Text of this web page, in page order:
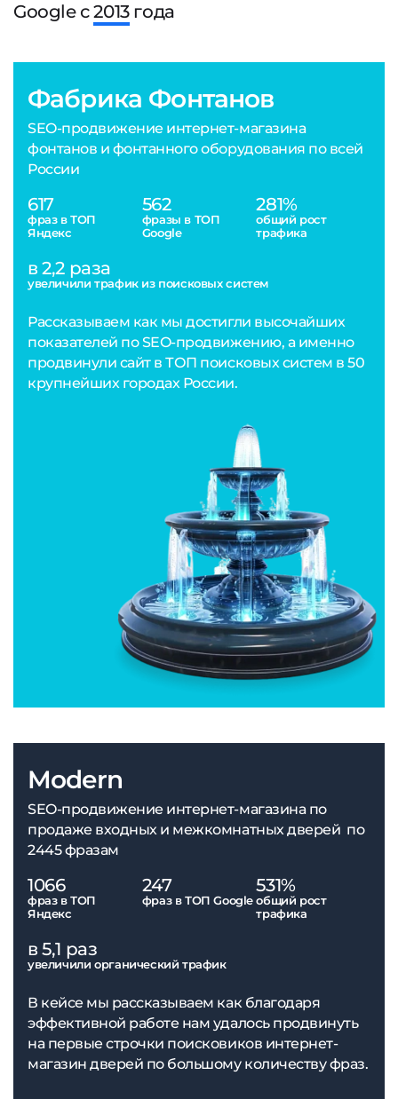
Google с2013года
Фабрика Фонтанов
SEO-продвижение интернет-магазина
фонтанов и фонтанного оборудования по всей
России
617
фраз в ТОП
Яндекс
562
фразы в ТОП
Google
281%
общий рост
трафика
в 2,2 раза
увеличили трафик из поисковых систем
Рассказываем как мы достигли высочайших
показателей по SEO-продвижению, а именно
продвинули сайт в ТОП поисковых систем в 50
крупнейших городах России.
Modern
SEO-продвижение интернет-магазина по
продаже входных и межкомнатных дверей по
2445 фразам
1066
фраз в ТОП
Яндекс
247
фраз в ТОП Google
531%
общий рост
трафика
в 5,1 раз
увеличили органический трафик
В кейсе мы рассказываем как благодаря
эффективной работе нам удалось продвинуть
на первые строчки поисковиков интернет-
магазин дверей по большому количеству фраз.